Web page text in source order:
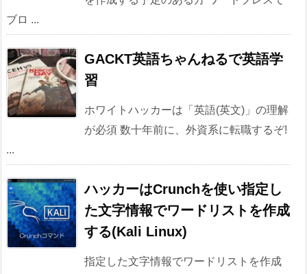
ブロ ...
GACKT英語ちゃんねるで英語学
習
ホワイトハッカーは「英語(英文)」の理解
が必須 数十年前に、外資系に転職するぞ!
...
ハッカーはCrunchを使い指定し
た文字情報でワードリストを作成
する(Kali Linux)
指定した文字情報でワードリストを作成